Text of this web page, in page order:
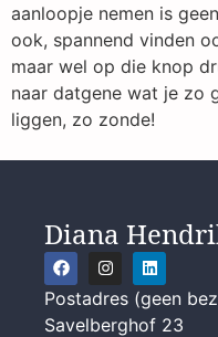
aanloopje nemen is
ook, spannend vinden
maar wel op die knop
naar datgene wat je zo
liggen, zo zonde!
Diana
Postadres (geen
Savelberghof 23